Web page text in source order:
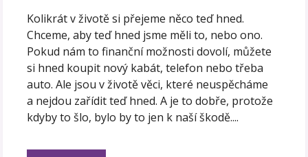
Kolikrát v životě si přejeme něco teď hned.
Chceme, aby teď hned jsme měli to, nebo ono.
Pokud nám to finanční možnosti dovolí, můžete
si hned koupit nový kabát, telefon nebo třeba
auto. Ale jsou v životě věci, které neuspěcháme
a nejdou zařídit teď hned. A je to dobře, protože
kdyby to šlo, bylo by to jen k naší škodě....